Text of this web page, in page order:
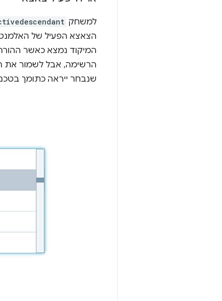
למשחק
הצאצא הפעיל של
המיקוד נמצא כאשר
הרשימה, אבל לשמור את
שנבחר ייראה כתומך